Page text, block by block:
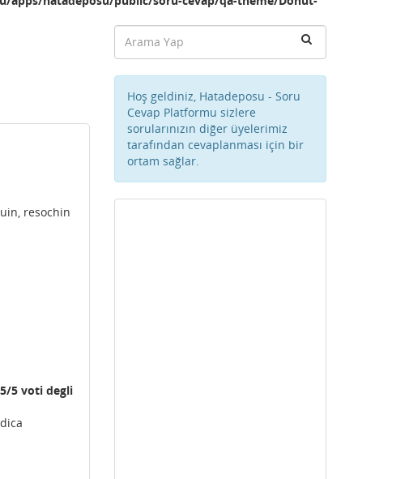
resochin
5 voti degli
Hoş geldiniz, Hatadeposu - Soru
Cevap Platformu sizlere
sorularınızın diğer üyelerimiz
tarafından cevaplanması için bir
ortam sağlar.